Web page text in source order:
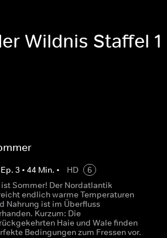
Wildnis Staffel 1
Ep. 3 • 44 Min. • HD
6
ist Sommer! Der Nordatlantik
endlich warme Temperaturen
Nahrung ist im Überfluss
Kurzum: Die
Haie und Wale finden
Bedingungen zum Fressen vor.